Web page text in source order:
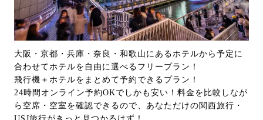
大阪・京都・兵庫・奈良・和歌山にあるホテルから予定に
合わせてホテルを自由に選べるフリープラン！
飛行機＋ホテルをまとめて予約できるプラン！
24時間オンライン予約OKでしかも安い！料金を比較しなが
ら空席・空室を確認できるので、あなただけの関西旅行・